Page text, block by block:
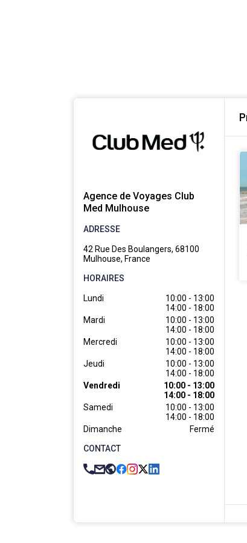
Agence de Voyages Club
Med Mulhouse
ADRESSE
42 Rue Des Boulangers, 68100
Mulhouse, France
HORAIRES
Lundi
10:00 - 13:00
14:00 - 18:00
Mardi
10:00 - 13:00
14:00 - 18:00
Mercredi
10:00 - 13:00
14:00 - 18:00
Jeudi
10:00 - 13:00
14:00 - 18:00
Vendredi
10:00 - 13:00
14:00 - 18:00
Samedi
10:00 - 13:00
14:00 - 18:00
Dimanche
Fermé
CONTACT